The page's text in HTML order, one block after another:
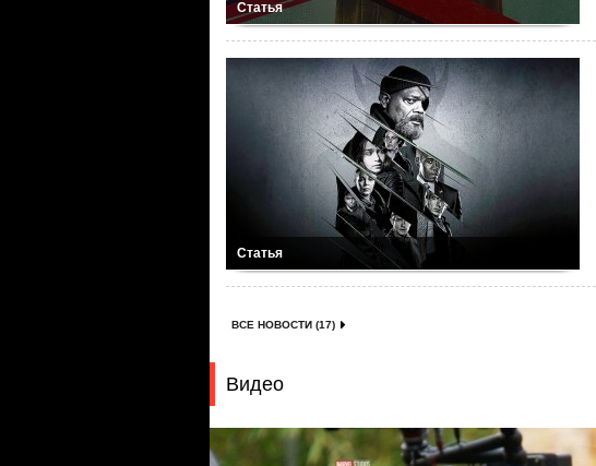
Статья
Статья
ВСЕ НОВОСТИ (17)
Видео